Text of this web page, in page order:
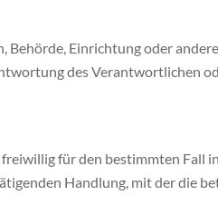
Einrichtung oder
des Verantwortlichen
für den bestimmten
Handlung, mit der die